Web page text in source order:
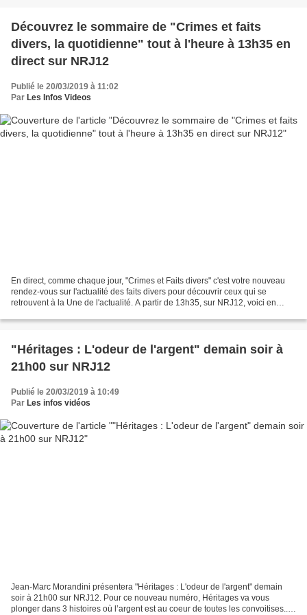
Découvrez le sommaire de "Crimes et faits
divers, la quotidienne" tout à l'heure à 13h35 en
direct sur NRJ12
Publié le 20/03/2019 à 11:02
Par Les Infos Videos
En direct, comme chaque jour, "Crimes et Faits divers" c'est votre nouveau
rendez-vous sur l'actualité des faits divers pour découvrir ceux qui se
retrouvent à la Une de l'actualité. A partir de 13h35, sur NRJ12, voici en
"Héritages : L'odeur de l'argent" demain soir à
21h00 sur NRJ12
Publié le 20/03/2019 à 10:49
Par Les infos vidéos
Jean-Marc Morandini présentera "Héritages : L'odeur de l'argent" demain
soir à 21h00 sur NRJ12. Pour ce nouveau numéro, Héritages va vous
plonger dans 3 histoires où l’argent est au coeur de toutes les convoitises...